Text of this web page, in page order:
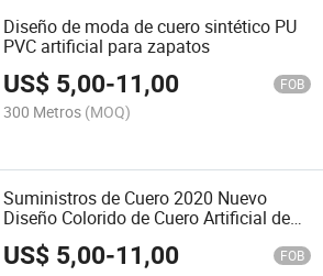
Diseño de moda de cuero sintético PU
PVC artificial para zapatos
US$ 5,00-11,00 FOB
300 Metros (MOQ)
Suministros de Cuero 2020 Nuevo
Diseño Colorido de Cuero Artificial de
US$ 5,00-11,00 FOB